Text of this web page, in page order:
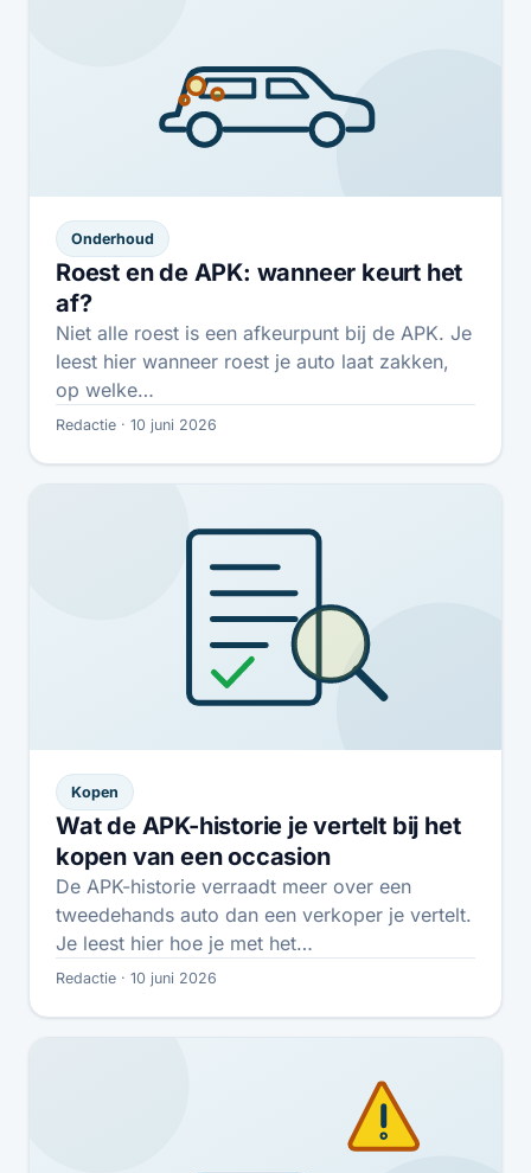
Onderhoud
Roest en de APK: wanneer keurt het
af?
Niet alle roest is een afkeurpunt bij de APK. Je
leest hier wanneer roest je auto laat zakken,
op welke…
Redactie · 10 juni 2026
Kopen
Wat de APK-historie je vertelt bij het
kopen van een occasion
De APK-historie verraadt meer over een
tweedehands auto dan een verkoper je vertelt.
Je leest hier hoe je met het…
Redactie · 10 juni 2026